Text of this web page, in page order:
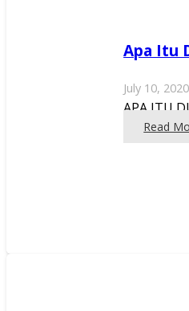
Apa Itu
July 10, 2020
APA ITU
Read